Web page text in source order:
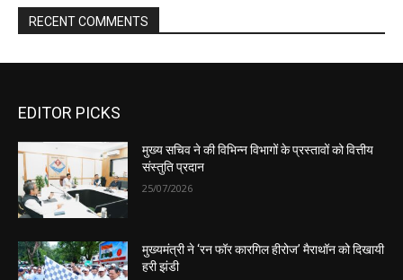
EDITOR PICKS
मुख्य सचिव ने की विभिन्न विभागों के प्रस्तावों को वित्तीय
संस्तुति प्रदान
25/07/2026
मुख्यमंत्री ने ‘रन फॉर कारगिल हीरोज’ मैराथॉन को दिखायी
हरी झंडी